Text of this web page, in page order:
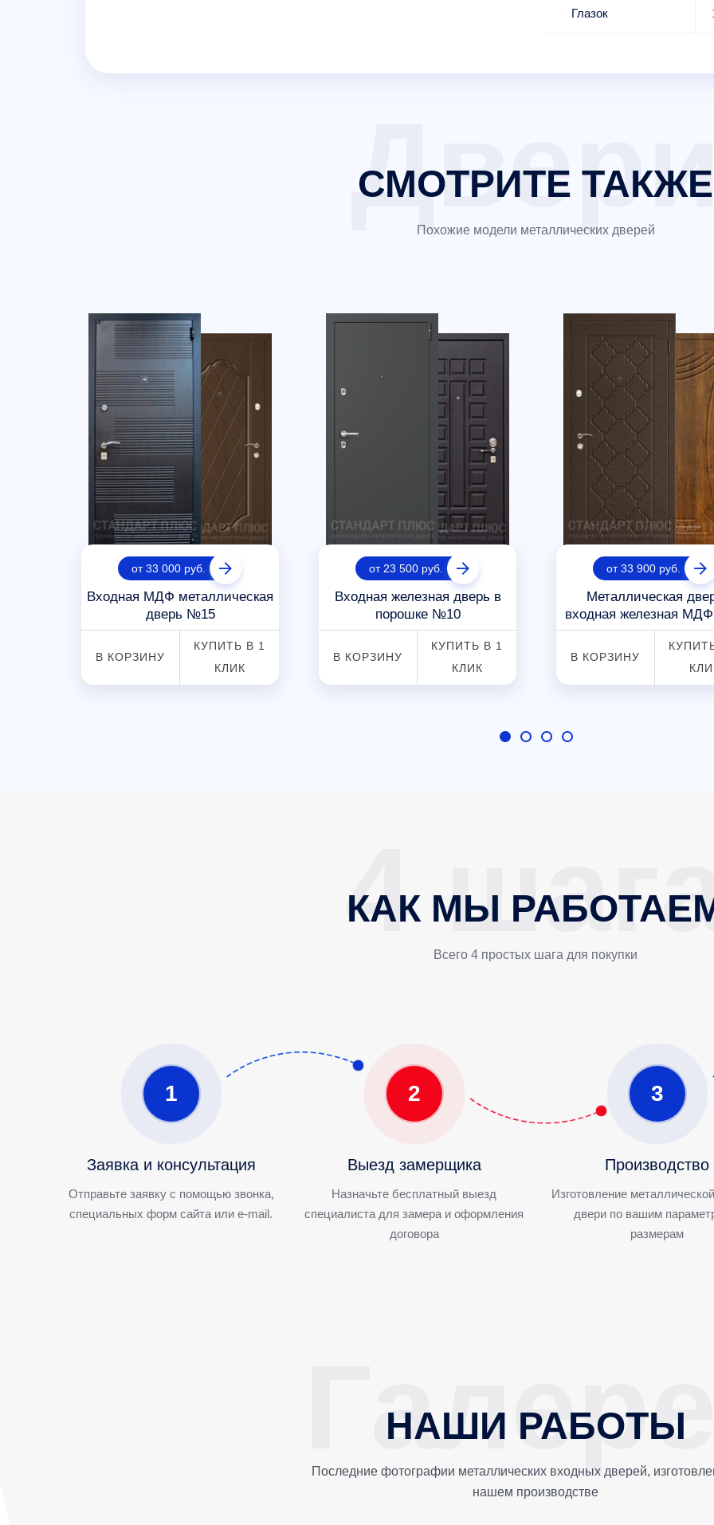
Глазок
СМОТРИТЕ ТАКЖЕ
Похожие модели металлических дверей
от 33 000 руб.
Входная МДФ металлическая
дверь №15
В КОРЗИНУ
КУПИТЬ В 1
КЛИК
от 23 500 руб.
Входная железная дверь в
порошке №10
В КОРЗИНУ
КУПИТЬ В 1
КЛИК
от 33 900 руб.
Металлическая
входная железная
В КОРЗИНУ
КАК МЫ
Всего 4 простых шага для покупки
1
Заявка и консультация
Отправьте заявку с помощью звонка,
специальных форм сайта или e-mail.
2
Выезд замерщика
Назначьте бесплатный выезд
специалиста для замера и оформления
договора
3
Производство
Изготовление
двери по вашим
размерам
НАШИ РАБОТЫ
Последние фотографии металлических входных дверей,
нашем производстве